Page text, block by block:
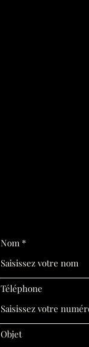
Nom
Téléphone
Objet